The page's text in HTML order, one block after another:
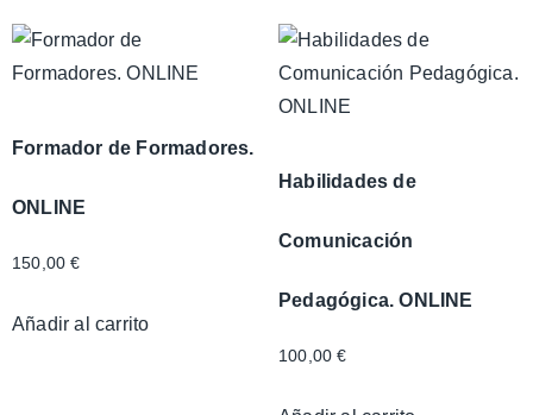
Formador de Formadores.
ONLINE
150,00€
Añadir al carrito
Habilidades de
Comunicación
Pedagógica. ONLINE
100,00€